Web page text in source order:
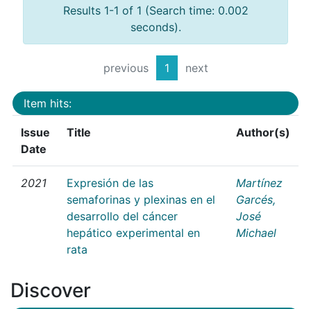
Results 1-1 of 1 (Search time: 0.002
seconds).
previous 1 next
Item hits:
Issue
Date
Title Author(s)
2021
Expresión de las
semaforinas y plexinas en el
desarrollo del cáncer
hepático experimental en
rata
Martínez
Garcés,
José
Michael
Discover